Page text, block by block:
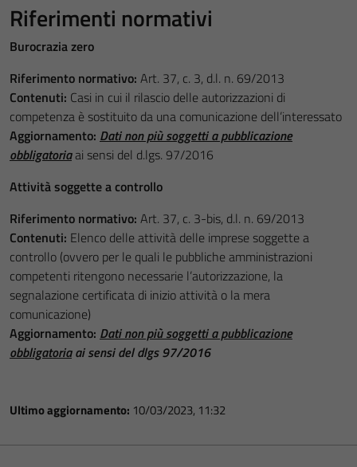
Riferimenti normativi
Burocrazia zero
Riferimento normativo: Art. 37, c. 3, d.l. n. 69/2013
Contenuti: Casi in cui il rilascio delle autorizzazioni di
competenza è sostituito da una comunicazione dell’interessato
Aggiornamento: Dati non più soggetti a pubblicazione
obbligatoriaai sensi del d.lgs. 97/2016
Attività soggette a controllo
Riferimento normativo: Art. 37, c. 3-bis, d.l. n. 69/2013
Contenuti: Elenco delle attività delle imprese soggette a
controllo (ovvero per le quali le pubbliche amministrazioni
competenti ritengono necessarie l’autorizzazione, la
segnalazione certificata di inizio attività o la mera
comunicazione)
Aggiornamento: Dati non più soggetti a pubblicazione
obbligatoriaai sensi del dlgs 97/2016
Ultimo aggiornamento: 10/03/2023, 11:32